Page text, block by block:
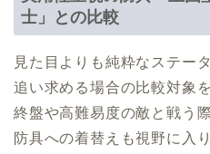
士」との比較
見た目よりも純粋なステー
追い求める場合の比較対象
終盤や高難易度の敵と戦う
防具への着替えも視野に入り